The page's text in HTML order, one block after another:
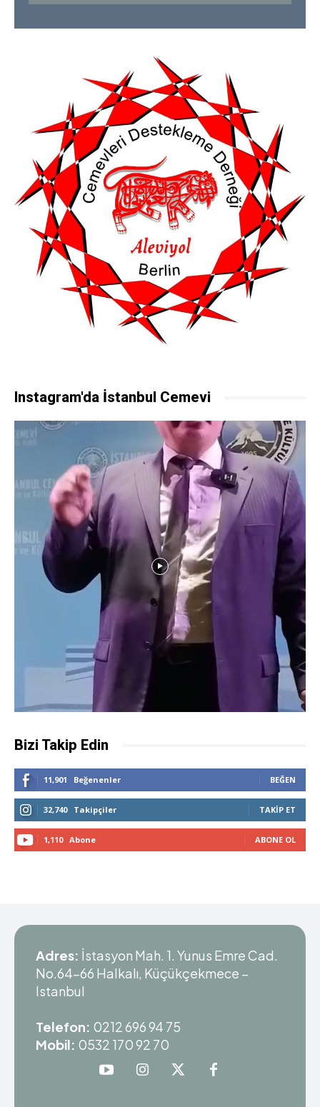
Instagram'da İstanbul Cemevi
Bizi Takip Edin
11,901 Beğenenler BEĞEN
32,740 Takipçiler TAKIP ET
1,110 Abone ABONE OL
Adres: İstasyon Mah. 1. Yunus Emre Cad.
No.64-66 Halkalı, Küçükçekmece –
Istanbul
Telefon: 0212 696 94 75
Mobil: 0532 170 92 70